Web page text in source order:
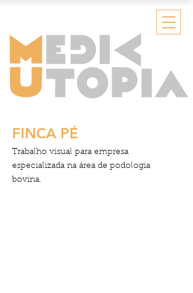
FINCA PÉ
Trabalho visual para empresa
especializada na área de podologia
bovina.